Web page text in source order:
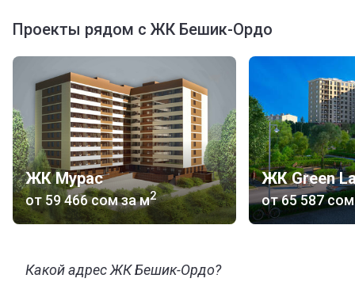
Проекты рядом с ЖК Бешик-Ордо
ЖК Мурас
от‍59 466 сомза м2
ЖК Green
от‍65 587 сом
Какой адрес ЖК Бешик-Ордо?